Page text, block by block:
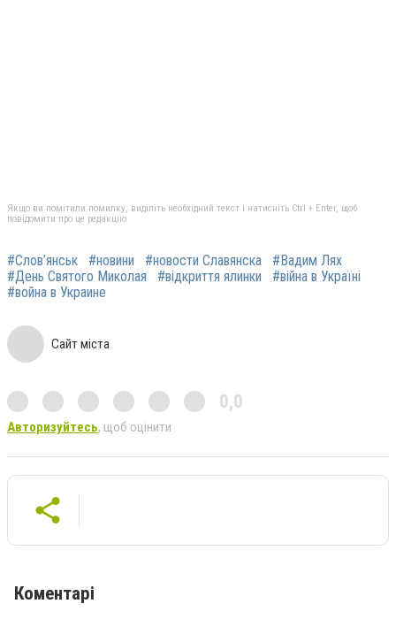
Якщо ви помітили помилку, виділіть необхідний текст і натисніть Ctrl + Enter, щоб
повідомити про це редакцію
#Слов’янськ #новини #новости Славянска
#Вадим Лях
#День Святого Миколая
#відкриття ялинки
#війна в Україні
#война в Украине
Сайт міста
0,0
Авторизуйтесь, щоб оцінити
Коментарі